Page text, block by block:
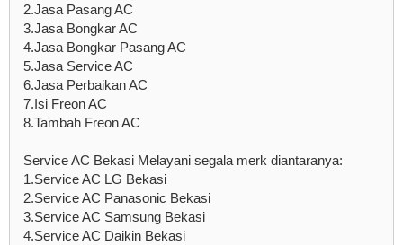
2.Jasa Pasang AC
3.Jasa Bongkar AC
4.Jasa Bongkar Pasang AC
5.Jasa Service AC
6.Jasa Perbaikan AC
7.Isi Freon AC
8.Tambah Freon AC
Service AC Bekasi Melayani segala merk diantaranya:
1.Service AC LG Bekasi
2.Service AC Panasonic Bekasi
3.Service AC Samsung Bekasi
4.Service AC Daikin Bekasi